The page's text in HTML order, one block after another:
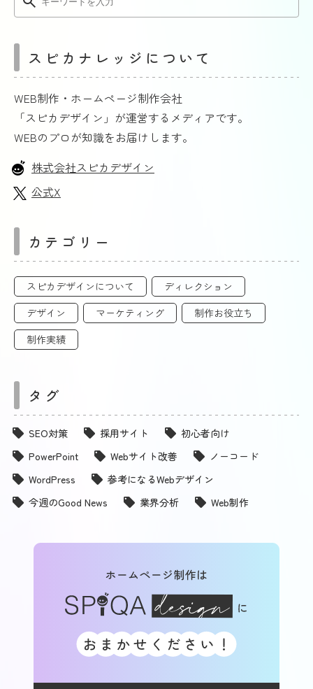
スピカナレッジについて
WEB制作・ホームページ制作会社
「スピカデザイン」が運営するメディアです。
WEBのプロが知識をお届けします。
株式会社スピカデザイン
公式X
カテゴリー
スピカデザインについて
ディレクション
デザイン
マーケティング
制作お役立ち
制作実績
タグ
SEO対策 採用サイト
初心者向け
PowerPoint
Webサイト改善
ノーコード
WordPress
参考になるWebデザイン
今週のGood News
業界分析 Web制作